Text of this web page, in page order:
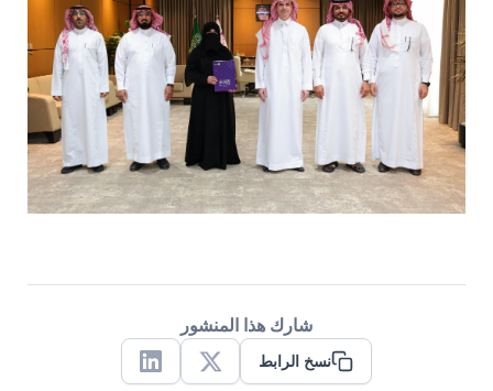
شارك هذا المنشور
نسخ الرابط
X
Linkedin